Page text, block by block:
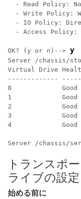
- Read Policy:
- Write Policy:
- IO Policy:
- Access Policy:
OK? (y or n)--> y
Server /chassis/
Virtual Drive
-------------
0
1
2
3             Good
4             Good
Server /chassis/
トランスポ
ライブの設定
始める前に